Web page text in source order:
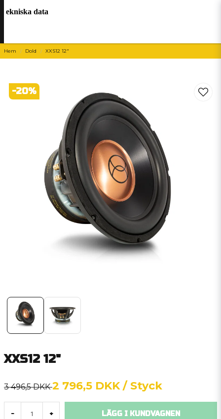
Hem Dold XXS12 12"
-20%
XXS12 12"
3 496,5 DKK2 796,5 DKK / Styck
- + LÄGG I KUNDVAGNEN
ekniska data